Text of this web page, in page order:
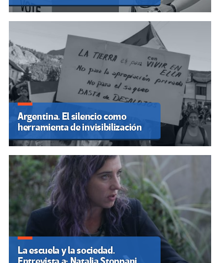
Argentina. El silencio como
herramienta de invisibilización
La escuela y la sociedad.